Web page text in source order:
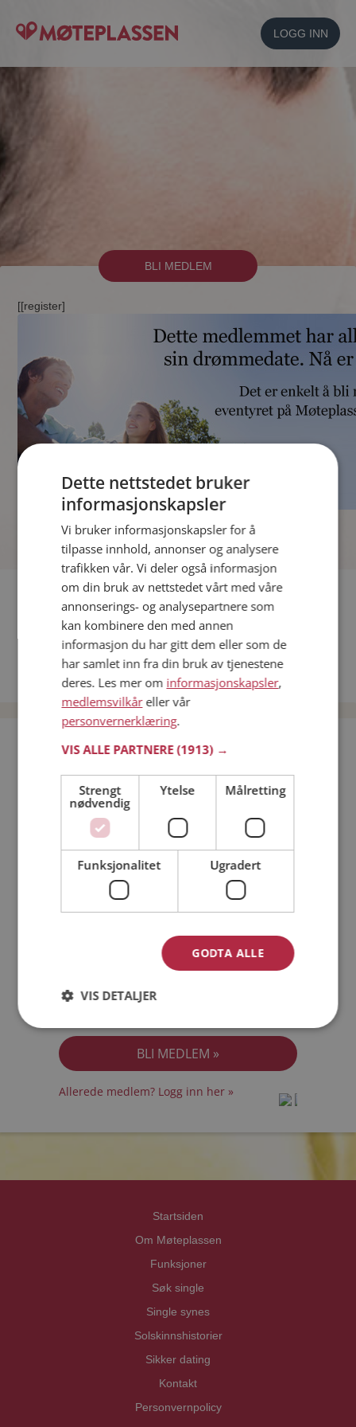
LOGG INN
BLI MEDLEM
[[register]
Fler single
Date menn i Norge
Date kvinner i Norge
Bli medlem gratis!
Jeg er en: Mann Kvinne
Min alder:
Jeg akseptererMedlemsvilkårene
Allerede medlem? Logg inn her »
Startsiden
Om Møteplassen
Funksjoner
Søk single
Single synes
Solskinnshistorier
Sikker dating
Kontakt
Personvernpolicy
Dette nettstedet bruker
informasjonskapsler
Vi bruker informasjonskapsler for å
tilpasse innhold, annonser og analysere
trafikken vår. Vi deler også informasjon
om din bruk av nettstedet vårt med våre
annonserings- og analysepartnere som
kan kombinere den med annen
informasjon du har gitt dem eller som de
har samlet inn fra din bruk av tjenestene
deres. Les mer om informasjonskapsler,
medlemsvilkåreller vår
personvernerklæring.
VIS ALLE PARTNERE(1913) →
Strengt
nødvendig
Ytelse Målretting
Funksjonalitet Ugradert
GODTA ALLE
VIS DETALJER